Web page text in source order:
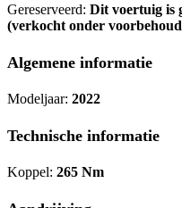
Gereserveerd: Dit voertuig is
(verkocht onder
Algemene informatie
Modeljaar: 2022
Technische informatie
Koppel: 265 Nm